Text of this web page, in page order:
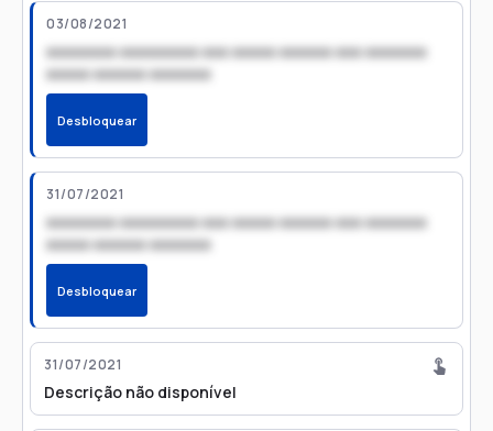
03/08/2021
xxxxxxxx xxxxxxxxx xxx xxxxx xxxxxx xxx xxxxxxx
xxxxx xxxxxx xxxxxxx
Desbloquear
31/07/2021
xxxxxxxx xxxxxxxxx xxx xxxxx xxxxxx xxx xxxxxxx
xxxxx xxxxxx xxxxxxx
Desbloquear
31/07/2021
Descrição não disponível